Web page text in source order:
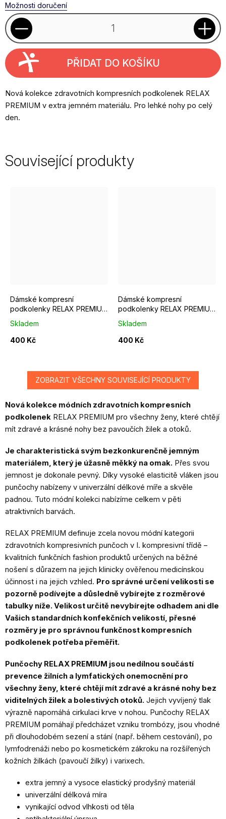
Možnosti doručení
PŘIDAT DO KOŠÍKU
Nová kolekce zdravotních kompresních podkolenek RELAX
PREMIUM v extra jemném materiálu. Pro lehké nohy po celý
den.
Související produkty
Dámské kompresní
podkolenky RELAX PREMIUM
Skladem
400 Kč
Dámské kompresní
podkolenky RELAX PREMIUM
Skladem
400 Kč
ZOBRAZIT VŠECHNY SOUVISEJÍCÍ PRODUKTY
Nová kolekce módních zdravotních kompresních
podkolenek RELAX PREMIUM pro všechny ženy, které chtějí
mít zdravé a krásné nohy bez pavoučích žilek a otoků.
Je charakteristická svým bezkonkurenčně jemným
materiálem, který je úžasně měkký na omak. Přes svou
jemnost je dokonale pevný. Díky vysoké elasticitě vláken jsou
punčochy nabízeny v univerzální délkové míře a skvěle
padnou. Tuto módní kolekci nabízíme celkem v pěti
atraktivních barvách.
RELAX PREMIUM definuje zcela novou módní kategorii
zdravotních kompresivních punčoch v I. kompresivní třídě –
kvalitních funkčních fashion produktů určených na běžné
nošení s důrazem na jejich klinicky ověřenou medicínskou
účinnost i na jejich vzhled. Pro správné určení velikosti se
pozorně podívejte a důsledně vybírejte z rozměrové
tabulky níže. Velikost určitě nevybírejte odhadem ani dle
Vašich standardních konfekčních velikostí, přesné
rozměry je pro správnou funkčnost kompresních
podkolenek potřeba přeměřit.
Punčochy RELAX PREMIUM jsou nedílnou součástí
prevence žilních a lymfatických onemocnění pro
všechny ženy, které chtějí mít zdravé a krásné nohy bez
viditelných žilek a bolestivých otoků. Jejich vyvíjený tlak
výrazně napomáhá cirkulaci krve v nohou. Punčochy RELAX
PREMIUM pomáhají předcházet vzniku trombózy, jsou vhodné
při dlouhodobém sezení a stání (např. během cestování), po
lymfodrenáži nebo po kosmetickém zákroku na rozšířených
kožních žilkách (pavoučí žilky) i varixech.
extra jemný a vysoce elastický prodyšný materiál
univerzální délková míra
vynikající odvod vlhkosti od těla